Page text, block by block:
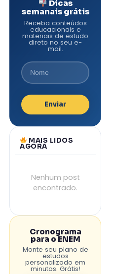
Dicas
semanais grátis
Receba conteúdos
educacionais e
materiais de estudo
direto no seu e-
mail.
Enviar
MAIS LIDOS
AGORA
Nenhum post
encontrado.
Cronograma
para o ENEM
Monte seu plano de
estudos
personalizado em
minutos. Grátis!